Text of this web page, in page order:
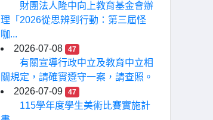
財團法人隆中向上教育基金會辦
理「2026從思辨到行動：第三屆怪
咖...
2026-07-08
47
有關宣導行政中立及教育中立相
關規定，請確實遵守一案，請查照。
2026-07-09
47
115學年度學生美術比賽實施計